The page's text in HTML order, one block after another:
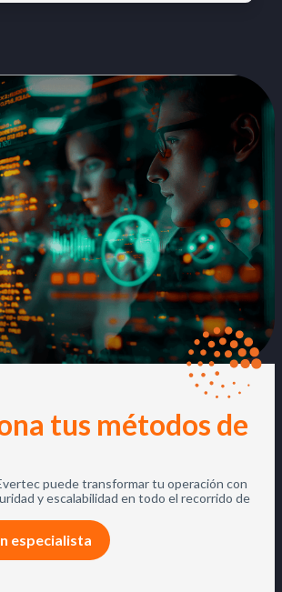
tus métodos de
puede transformar tu operación con
y escalabilidad en todo el recorrido de
especialista